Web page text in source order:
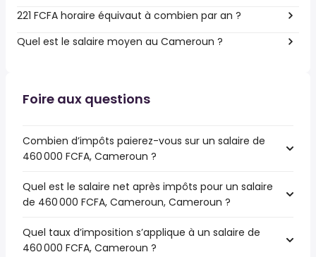
221 FCFA horaire équivaut à combien par an ?
Quel est le salaire moyen au Cameroun ?
Foire aux questions
Combien d’impôts paierez-vous sur un salaire de
460 000 FCFA, Cameroun ?
Quel est le salaire net après impôts pour un salaire
de 460 000 FCFA, Cameroun, Cameroun ?
Quel taux d’imposition s’applique à un salaire de
460 000 FCFA, Cameroun ?